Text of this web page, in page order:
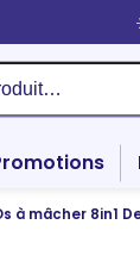
à mâcher 8in1